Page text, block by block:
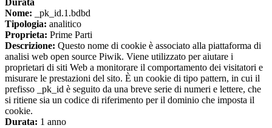
Durata
Nome: _pk_id.1.bdbd
Tipologia: analitico
Proprieta: Prime Parti
Descrizione: Questo nome di cookie è associato alla piattaforma di
analisi web open source Piwik. Viene utilizzato per aiutare i
proprietari di siti Web a monitorare il comportamento dei visitatori e
misurare le prestazioni del sito. È un cookie di tipo pattern, in cui il
prefisso _pk_id è seguito da una breve serie di numeri e lettere, che
si ritiene sia un codice di riferimento per il dominio che imposta il
cookie.
Durata: 1 anno